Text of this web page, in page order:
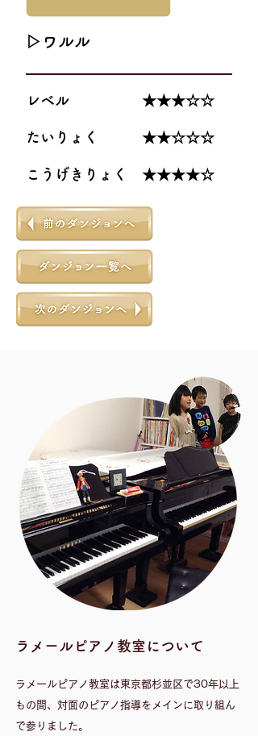
▷ワルル
レベル ★★★☆☆
たいりょく ★★☆☆☆
こうげきりょく ★★★★☆
​ラメールピアノ教室について
ラメールピアノ教室は東京都杉並区で30年以上
もの間、対面のピアノ指導をメインに取り組ん
で参りました。